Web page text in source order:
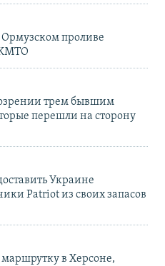
Ормузском проливе
трем бывшим
перешли на сторону
Украине
Patriot из своих запасов
в Херсоне,